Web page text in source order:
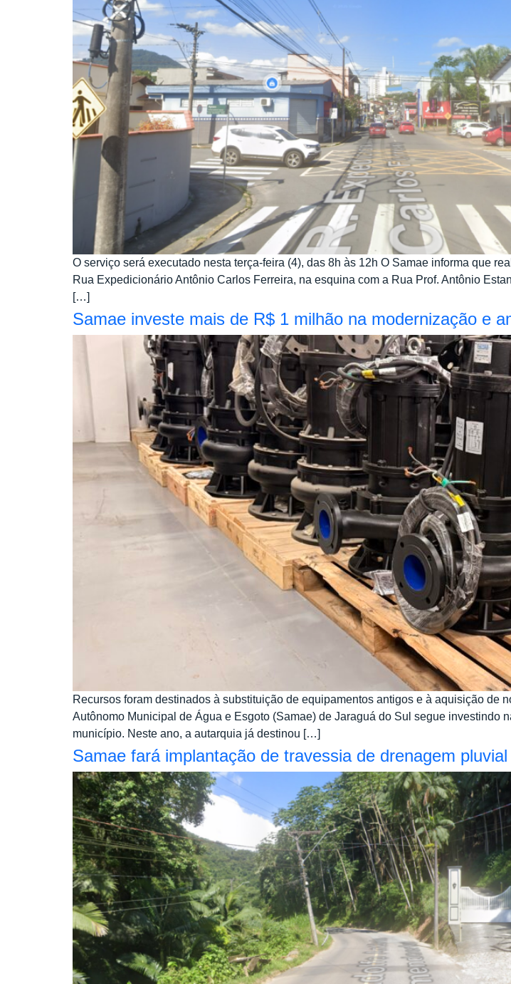
O serviço será executado nesta terça-feira (4), das 8h às 12h O Samae informa que
Rua Expedicionário Antônio Carlos Ferreira, na esquina com a Rua Prof. Antônio
[…]
Samae investe mais de R$ 1 milhão na modernização e
Recursos foram destinados à substituição de equipamentos antigos e à aquisição de
Autônomo Municipal de Água e Esgoto (Samae) de Jaraguá do Sul segue investindo
município. Neste ano, a autarquia já destinou […]
Samae fará implantação de travessia de drenagem